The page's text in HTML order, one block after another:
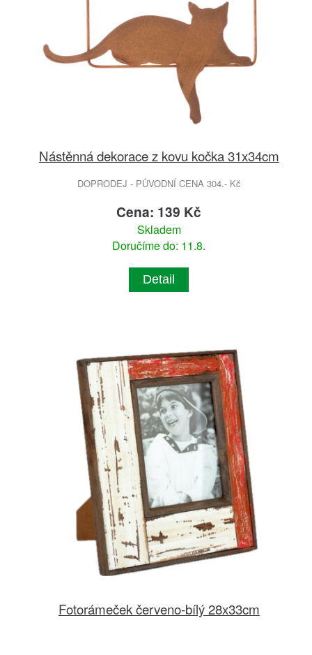
Nástěnná dekorace z kovu kočka 31x34cm
DOPRODEJ - PŮVODNÍ CENA 304.- Kč
Cena: 139 Kč
Skladem
Doručíme do: 11.8.
Detail
Fotorámeček červeno-bílý 28x33cm